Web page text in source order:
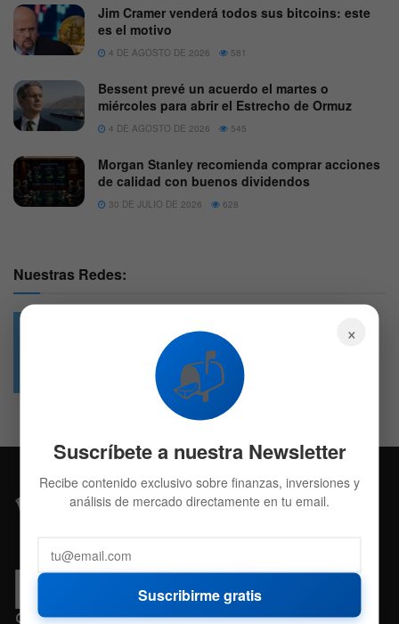
Jim Cramer venderá todos sus bitcoins: este
es el motivo
4 DE AGOSTO DE 2026 581
Bessent prevé un acuerdo el martes o
miércoles para abrir el Estrecho de Ormuz
4 DE AGOSTO DE 2026 545
Morgan Stanley recomienda comprar acciones
de calidad con buenos dividendos
30 DE JULIO DE 2026 628
Nuestras Redes:
4.7k
Followers
×
📬
Suscríbete a nuestra Newsletter
Recibe contenido exclusivo sobre finanzas, inversiones y
análisis de mercado directamente en tu email.
Suscribirme gratis